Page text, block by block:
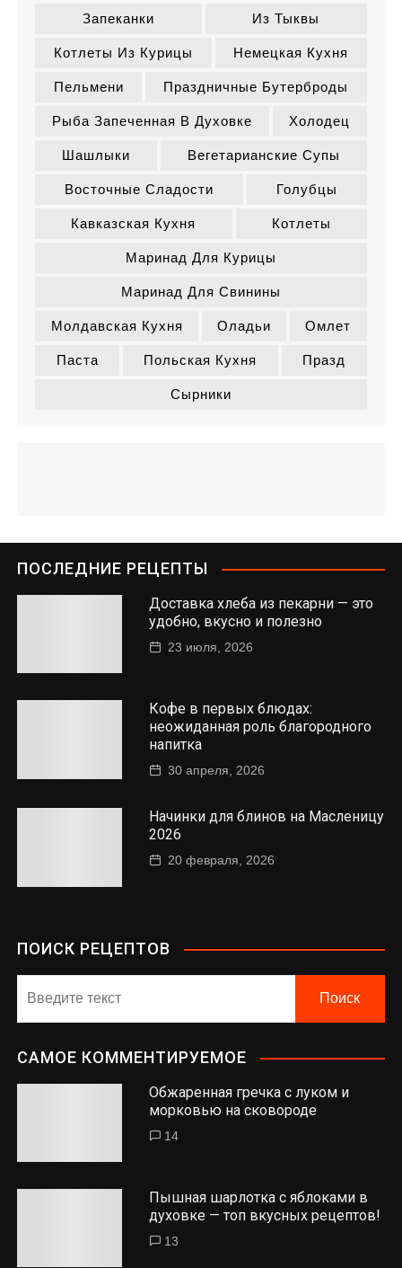
Запеканки Из Тыквы
Котлеты Из Курицы Немецкая Кухня
Пельмени Праздничные Бутерброды
Рыба Запеченная В Духовке Холодец
Шашлыки Вегетарианские Супы
Восточные Сладости Голубцы
Кавказская Кухня Котлеты
Маринад Для Курицы
Маринад Для Свинины
Молдавская Кухня Оладьи Омлет
Паста Польская Кухня Празд
Сырники
ПОСЛЕДНИЕ РЕЦЕПТЫ
Доставка хлеба из пекарни — это
удобно, вкусно и полезно
23 июля, 2026
Кофе в первых блюдах:
неожиданная роль благородного
напитка
30 апреля, 2026
Начинки для блинов на Масленицу
2026
20 февраля, 2026
ПОИСК РЕЦЕПТОВ
САМОЕ КОММЕНТИРУЕМОЕ
Обжаренная гречка с луком и
морковью на сковороде
14
Пышная шарлотка с яблоками в
духовке — топ вкусных рецептов!
13